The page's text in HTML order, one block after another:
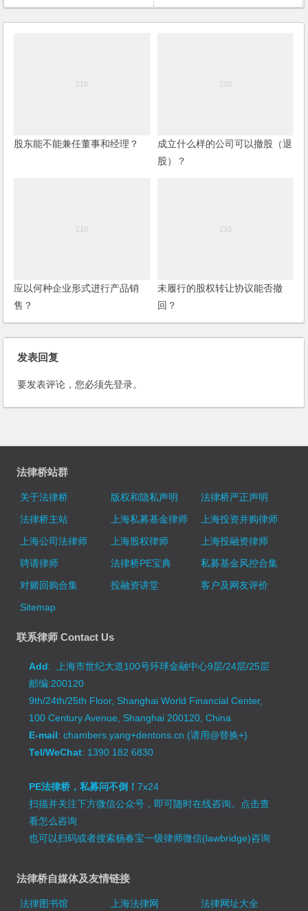
股东能不能兼任董事和经理？
成立什么样的公司可以撤股（退
股）？
应以何种企业形式进行产品销
售？
未履行的股权转让协议能否撤
回？
发表回复
要发表评论，您必须先登录。
法律桥站群
关于法律桥 版权和隐私声明
法律桥严正声明
法律桥主站
上海私募基金律师
上海投资并购律师
上海公司法律师
上海股权律师
上海投融资律师
聘请律师
法律桥PE宝典
私募基金风控合集
对赌回购合集
投融资讲堂
客户及网友评价
Sitemap
联系律师 Contact Us
Add: 上海市世纪大道100号环球金融中心9层/24层/25层
邮编:200120
9th/24th/25th Floor, Shanghai World Financial Center,
100 Century Avenue, Shanghai 200120, China
E-mail: chambers.yang+dentons.cn (请用@替换+)
Tel/WeChat: 1390 182 6830
PE法律桥，私募问不倒！7x24
扫描并关注下方微信公众号，即可随时在线咨询。 点击查
看怎么咨询
也可以扫码或者搜索杨春宝一级律师微信(lawbridge)咨询
法律桥自媒体及友情链接
法律图书馆 上海法律网
法律网址大全